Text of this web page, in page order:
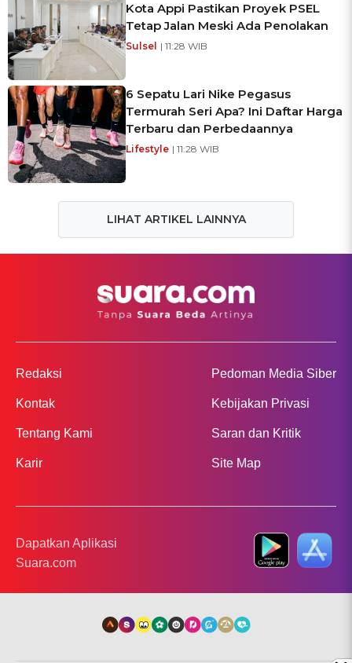
Kota Appi Pastikan Proyek PSEL
Tetap Jalan Meski Ada Penolakan
Sulsel | 11:28 WIB
6 Sepatu Lari Nike Pegasus
Termurah Seri Apa? Ini Daftar Harga
Terbaru dan Perbedaannya
Lifestyle | 11:28 WIB
LIHAT ARTIKEL LAINNYA
Redaksi
Kontak
Tentang Kami
Karir
Pedoman Media Siber
Kebijakan Privasi
Saran dan Kritik
Site Map
Dapatkan Aplikasi
Suara.com